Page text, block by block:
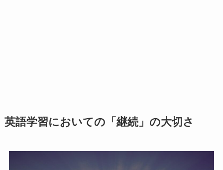
英語学習においての「継続」の大切さ